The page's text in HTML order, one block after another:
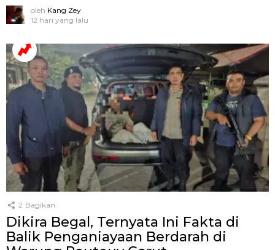
oleh Kang Zey
12 hari yang lalu
2 Bagikan
Dikira Begal, Ternyata Ini Fakta di
Balik Penganiayaan Berdarah di